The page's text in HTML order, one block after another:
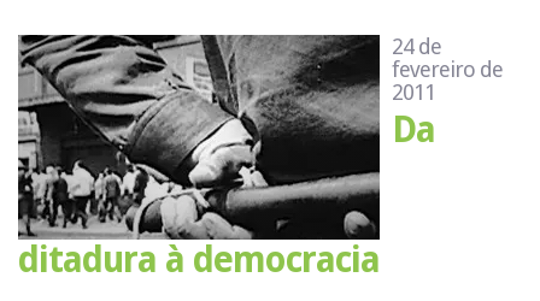
24 de
fevereiro de
2011
Da
ditadura à democracia